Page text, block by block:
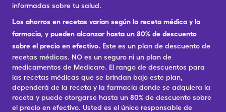
informadas sobre tu salud.
Los ahorros en recetas varían según la receta médica y la
farmacia, y pueden alcanzar hasta un 80% de descuento
sobre el precio en efectivo. Este es un plan de descuento de
recetas médicas. NO es un seguro ni un plan de
medicamentos de Medicare. El rango de descuentos para
las recetas médicas que se brindan bajo este plan,
dependerá de la receta y la farmacia donde se adquiera la
receta y puede otorgarse hasta un 80% de descuento sobre
el precio en efectivo. Usted es el único responsable de